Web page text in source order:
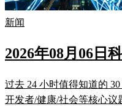
新闻
2026年08月06日
过去 24 小时值得知道的
开发者/健康/社会等核心议